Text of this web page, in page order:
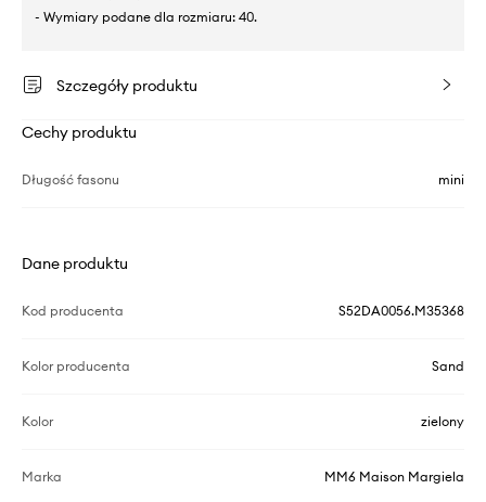
- Wymiary podane dla rozmiaru: 40.
Szczegóły produktu
Cechy produktu
Długość fasonu mini
Dane produktu
Kod producenta S52DA0056.M35368
Kolor producenta Sand
Kolor zielony
Marka MM6 Maison Margiela